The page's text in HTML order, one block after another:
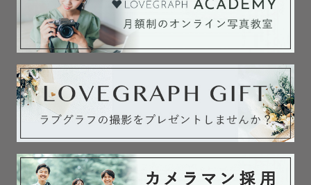
出身の兵庫、大学は大分・イギリス、現在は関東に7年住ん
でいます！
海外旅行が好きで今まで２５カ国行ったことがあります🌎
✈️
フッ軽さ、よく言って頂ける親しみやすさを活かして、
ゲスト様らしさを大切にありのままのゲスト様のカタチを
残します🕊️
ーーーーーーーーーー
.